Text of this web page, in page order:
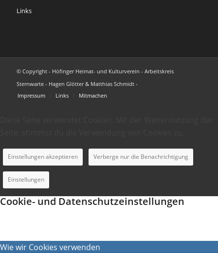
Links
© Copyright - Höfinger Heimat- und Kulturverein - Arbeitskreis
Sternwarte - Hagen Glötter & Matthias Schmidt -
Impressum
Links Mitmachen
Einstellungen akzeptieren Verberge nur die Benachrichtigung
Einstellungen
Cookie- und Datenschutzeinstellungen
Wie wir Cookies verwenden